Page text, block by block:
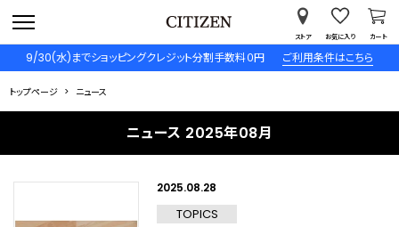
9/30(水)までショッピングクレジット分割手数料０円 ご利用条件はこちら
ストア お気に入り カート
トップページ ニュース
ニュース 2025年08月
2025.08.28
TOPICS